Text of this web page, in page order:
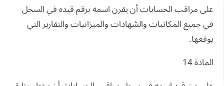
على مراقب الحسابات أن يقرن اسمه برقم قيده في السجل
في جميع المكاتبات والشهادات والميزانيات والتقارير التي
يوقعها.
المادة 14